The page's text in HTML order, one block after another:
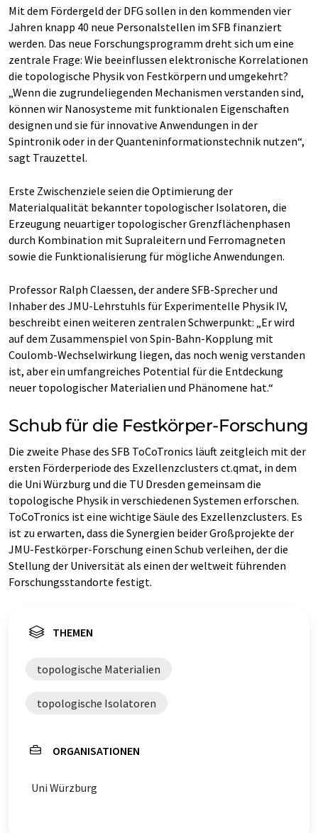
Mit dem Fördergeld der DFG sollen in den kommenden vier
Jahren knapp 40 neue Personalstellen im SFB finanziert
werden. Das neue Forschungsprogramm dreht sich um eine
zentrale Frage: Wie beeinflussen elektronische Korrelationen
die topologische Physik von Festkörpern und umgekehrt?
„Wenn die zugrundeliegenden Mechanismen verstanden sind,
können wir Nanosysteme mit funktionalen Eigenschaften
designen und sie für innovative Anwendungen in der
Spintronik oder in der Quanteninformationstechnik nutzen“,
sagt Trauzettel.
Erste Zwischenziele seien die Optimierung der
Materialqualität bekannter topologischer Isolatoren, die
Erzeugung neuartiger topologischer Grenzflächenphasen
durch Kombination mit Supraleitern und Ferromagneten
sowie die Funktionalisierung für mögliche Anwendungen.
Professor Ralph Claessen, der andere SFB-Sprecher und
Inhaber des JMU-Lehrstuhls für Experimentelle Physik IV,
beschreibt einen weiteren zentralen Schwerpunkt: „Er wird
auf dem Zusammenspiel von Spin-Bahn-Kopplung mit
Coulomb-Wechselwirkung liegen, das noch wenig verstanden
ist, aber ein umfangreiches Potential für die Entdeckung
neuer topologischer Materialien und Phänomene hat.“
Schub für die Festkörper-Forschung
Die zweite Phase des SFB ToCoTronics läuft zeitgleich mit der
ersten Förderperiode des Exzellenzclusters ct.qmat, in dem
die Uni Würzburg und die TU Dresden gemeinsam die
topologische Physik in verschiedenen Systemen erforschen.
ToCoTronics ist eine wichtige Säule des Exzellenzclusters. Es
ist zu erwarten, dass die Synergien beider Großprojekte der
JMU-Festkörper-Forschung einen Schub verleihen, der die
Stellung der Universität als einen der weltweit führenden
Forschungsstandorte festigt.
THEMEN
topologische Materialien
topologische Isolatoren
ORGANISATIONEN
Uni Würzburg